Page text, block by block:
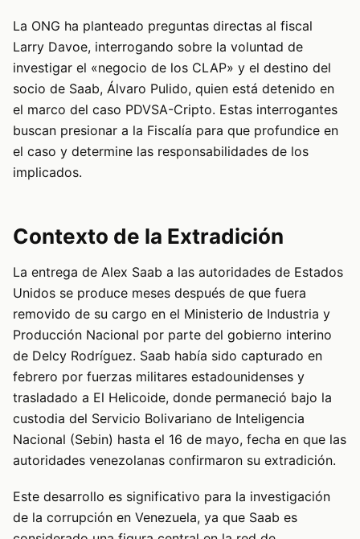
La ONG ha planteado preguntas directas al fiscal
Larry Davoe, interrogando sobre la voluntad de
investigar el «negocio de los CLAP» y el destino del
socio de Saab, Álvaro Pulido, quien está detenido en
el marco del caso PDVSA-Cripto. Estas interrogantes
buscan presionar a la Fiscalía para que profundice en
el caso y determine las responsabilidades de los
implicados.
Contexto de la Extradición
La entrega de Alex Saab a las autoridades de Estados
Unidos se produce meses después de que fuera
removido de su cargo en el Ministerio de Industria y
Producción Nacional por parte del gobierno interino
de Delcy Rodríguez. Saab había sido capturado en
febrero por fuerzas militares estadounidenses y
trasladado a El Helicoide, donde permaneció bajo la
custodia del Servicio Bolivariano de Inteligencia
Nacional (Sebin) hasta el 16 de mayo, fecha en que las
autoridades venezolanas confirmaron su extradición.
Este desarrollo es significativo para la investigación
de la corrupción en Venezuela, ya que Saab es